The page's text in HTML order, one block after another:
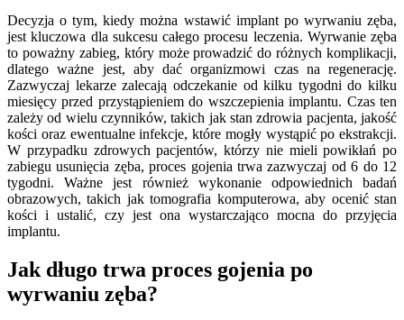
Decyzja o tym, kiedy można wstawić implant po wyrwaniu zęba,
jest kluczowa dla sukcesu całego procesu leczenia. Wyrwanie zęba
to poważny zabieg, który może prowadzić do różnych komplikacji,
dlatego ważne jest, aby dać organizmowi czas na regenerację.
Zazwyczaj lekarze zalecają odczekanie od kilku tygodni do kilku
miesięcy przed przystąpieniem do wszczepienia implantu. Czas ten
zależy od wielu czynników, takich jak stan zdrowia pacjenta, jakość
kości oraz ewentualne infekcje, które mogły wystąpić po ekstrakcji.
W przypadku zdrowych pacjentów, którzy nie mieli powikłań po
zabiegu usunięcia zęba, proces gojenia trwa zazwyczaj od 6 do 12
tygodni. Ważne jest również wykonanie odpowiednich badań
obrazowych, takich jak tomografia komputerowa, aby ocenić stan
kości i ustalić, czy jest ona wystarczająco mocna do przyjęcia
implantu.
Jak długo trwa proces gojenia po
wyrwaniu zęba?